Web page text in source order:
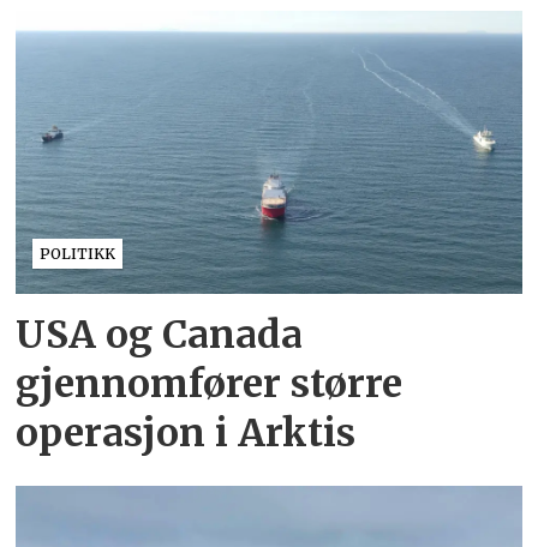
POLITIKK
USA og Canada
gjennomfører større
operasjon i Arktis